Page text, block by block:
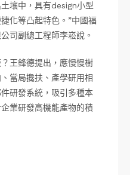
壤中，具有design小型
化等凸起特色。”中國福
司副總工程師李崧說。
王鋒德提出，應慢慢樹
當局攙扶、產學研用相
研發系統，吸引多種本
業研發高機能產物的積